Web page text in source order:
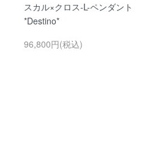
スカル×クロス-L-ペンダント
*Destino*
96,800円(税込)